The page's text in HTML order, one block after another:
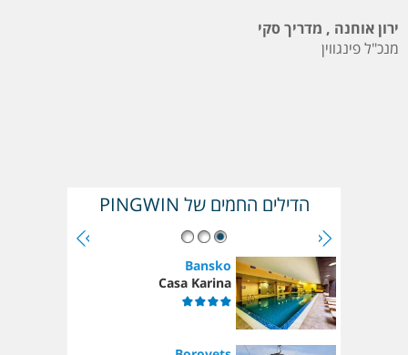
ירון אוחנה , מדריך סקי
מנכ"ל פינגווין
הדילים החמים של PINGWIN
Bansko
Casa Karina